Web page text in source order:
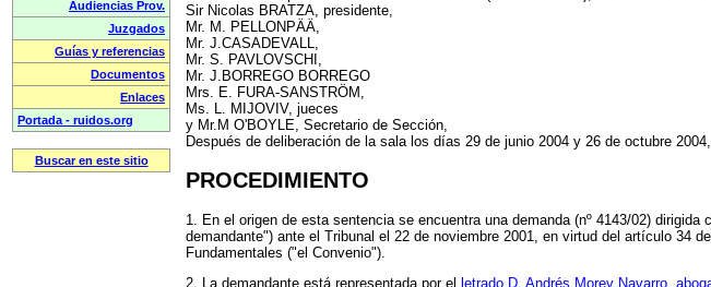
Sir Nicolas BRATZA, presidente,
Mr. M. PELLONPÄÄ,
Mr. J.CASADEVALL,
Mr. S. PAVLOVSCHI,
Mr. J.BORREGO BORREGO
Mrs. E. FURA-SANSTRÖM,
Ms. L. MIJOVIV, jueces
y Mr.M O'BOYLE, Secretario de Sección,
Después de deliberación de la sala los días 29 de junio 2004 y 26 de octubre
PROCEDIMIENTO
1. En el origen de esta sentencia se encuentra una demanda (nº 4143/02)
demandante") ante el Tribunal el 22 de noviembre 2001, en virtud del artículo 34
Fundamentales ("el Convenio").
2. La demandante está representada por el
letrado D. Andrés Morey Navarro,